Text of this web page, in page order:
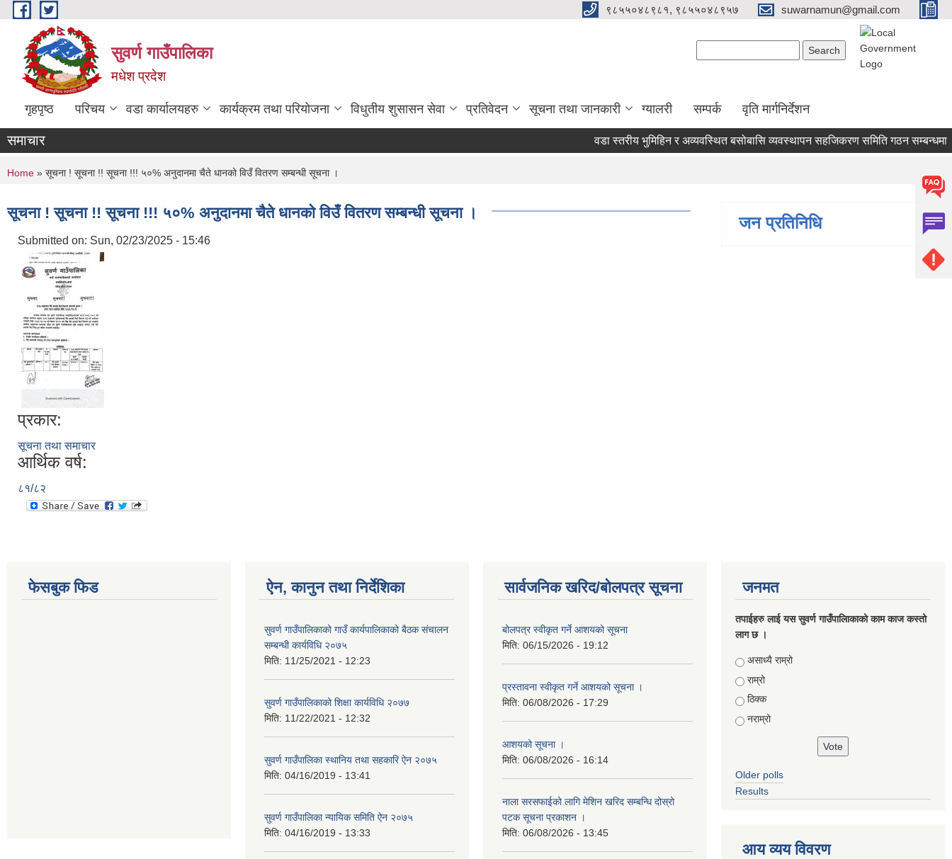
Skip to main content ९८५५०४८९८१, ९८५५०४८९५७ suwarnamun@gmail.com
सुवर्ण गाउँपालिका
मधेश प्रदेश
गृहपृष्ठ परिचय वडा कार्यालयहरु कार्यक्रम तथा परियोजना विधुतीय शुसासन सेवा प्रतिवेदन सूचना तथा जानकारी ग्यालरी सम्पर्क वृति मार्गनिर्देशन
समाचार वडा स्तरीय भुमिहिन र अव्यवस्थित बसोबासि व्यवस्थापन सहजिकरण समिति गठन सम्बन्धमा ।
You are here
Home » सूचना ! सूचना !! सूचना !!! ५०% अनुदानमा चैते धानको विउँ वितरण सम्बन्धी सूचना ।
सूचना ! सूचना !! सूचना !!! ५०% अनुदानमा चैते धानको विउँ वितरण सम्बन्धी सूचना ।
Submitted on: Sun, 02/23/2025 - 15:46
प्रकार:
सूचना तथा समाचार
आर्थिक वर्ष:
८१/८२
जन प्रतिनिधि
फेसबुक फिड ऐन, कानुन तथा निर्देशिका
सुवर्ण गाउँपालिकाको गाउँ कार्यपालिकाको बैठक संचालन
सम्बन्धी कार्यविधि २०७५
मिति: 11/25/2021 - 12:23
सुवर्ण गाउँपालिकाको शिक्षा कार्यविधि २०७७
मिति: 11/22/2021 - 12:32
सुवर्ण गाउँपालिका स्थानिय तथा सहकारि ऐन २०७५
मिति: 04/16/2019 - 13:41
सुवर्ण गाउँपालिका न्यायिक समिति ऐन २०७५
मिति: 04/16/2019 - 13:33
सार्वजनिक खरिद/बोलपत्र सूचना
बोलपत्र स्वीकृत गर्ने आशयको सूचना
मिति: 06/15/2026 - 19:12
प्रस्तावना स्वीकृत गर्ने आशयको सूचना ।
मिति: 06/08/2026 - 17:29
आशयको सूचना ।
मिति: 06/08/2026 - 16:14
नाला सरसफाईको लागि मेशिन खरिद सम्बन्धि दोस्रो
पटक सूचना प्रकाशन ।
मिति: 06/08/2026 - 13:45
जनमत
तपाईहरु लाई यस सुवर्ण गाउँपालिाकाको काम काज कस्तो
लाग छ ।
Choices
असाध्यै राम्रो
राम्रो
ठिक्क
नराम्रो
Older polls
Results
आय व्यय विवरण